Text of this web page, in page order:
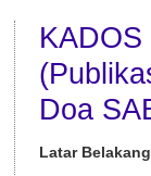
KADOS
Doa
Latar Belakang